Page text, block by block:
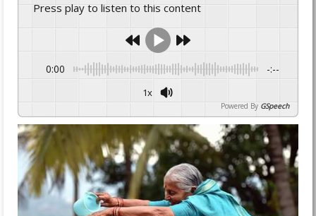
Press play to listen to this content
0:00 -:--
1x
Powered By GSpeech